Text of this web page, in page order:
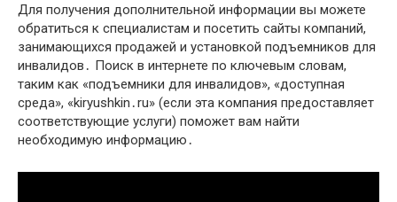
Для получения дополнительной информации вы можете
обратиться к специалистам и посетить сайты компаний,
занимающихся продажей и установкой подъемников для
инвалидов․ Поиск в интернете по ключевым словам,
таким как «подъемники для инвалидов», «доступная
среда», «kiryushkin․ru» (если эта компания предоставляет
соответствующие услуги) поможет вам найти
необходимую информацию․